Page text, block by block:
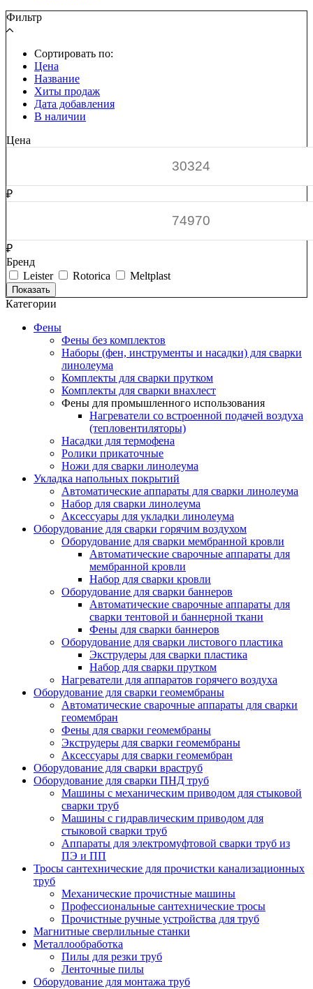
Фильтр
Сортировать по:
Цена
Название
Хиты продаж
Дата добавления
В наличии
Цена
₽
₽
Бренд
Leister
Rotorica Meltplast
Категории
Фены
Фены без комплектов
Наборы (фен, инструменты и насадки) для сварки
линолеума
Комплекты для сварки прутком
Комплекты для сварки внахлест
Фены для промышленного использования
Нагреватели со встроенной подачей воздуха
(тепловентиляторы)
Насадки для термофена
Ролики прикаточные
Ножи для сварки линолеума
Укладка напольных покрытий
Автоматические аппараты для сварки линолеума
Набор для сварки линолеума
Аксессуары для укладки линолеума
Оборудование для сварки горячим воздухом
Оборудование для сварки мембранной кровли
Автоматические сварочные аппараты для
мембранной кровли
Набор для сварки кровли
Оборудование для сварки баннеров
Автоматические сварочные аппараты для
сварки тентовой и баннерной ткани
Фены для сварки баннеров
Оборудование для сварки листового пластика
Экструдеры для сварки пластика
Набор для сварки прутком
Нагреватели для аппаратов горячего воздуха
Оборудование для сварки геомембраны
Автоматические сварочные аппараты для сварки
геомембран
Фены для сварки геомембраны
Экструдеры для сварки геомембраны
Аксессуары для сварки геомембран
Оборудование для сварки враструб
Оборудование для сварки ПНД труб
Машины с механическим приводом для стыковой
сварки труб
Машины с гидравлическим приводом для
стыковой сварки труб
Аппараты для электромуфтовой сварки труб из
ПЭ и ПП
Тросы сантехнические для прочистки канализационных
труб
Механические прочистные машины
Профессиональные сантехнические тросы
Прочистные ручные устройства для труб
Магнитные сверлильные станки
Металлообработка
Пилы для резки труб
Ленточные пилы
Оборудование для монтажа труб